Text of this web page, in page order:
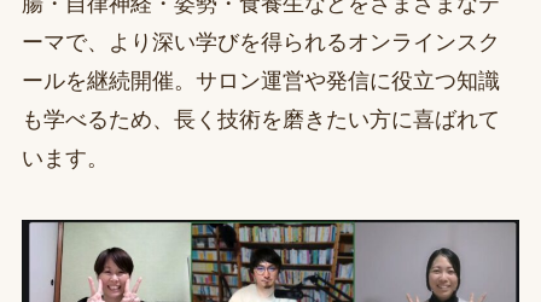
ーマで、より深い学びを得られるオンラインスク
ールを継続開催。サロン運営や発信に役立つ知識
も学べるため、長く技術を磨きたい方に喜ばれて
います。